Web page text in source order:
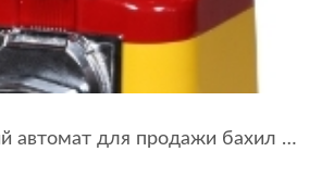
Механический автомат для продажи бахил BEAVER SB-18